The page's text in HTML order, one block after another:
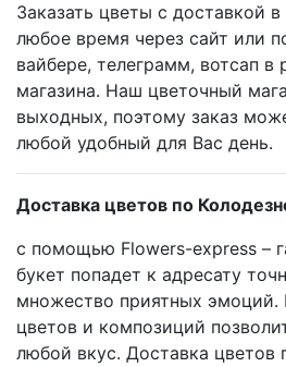
Заказать цветы с доставкой
любое время через сайт или
вайбере, телеграмм, вотсап в
магазина. Наш цветочный
выходных, поэтому заказ
любой удобный для Вас день.
Доставка цветов по
с помощью Flowers-express –
букет попадет к адресату
множество приятных эмоций.
цветов и композиций
любой вкус. Доставка цветов